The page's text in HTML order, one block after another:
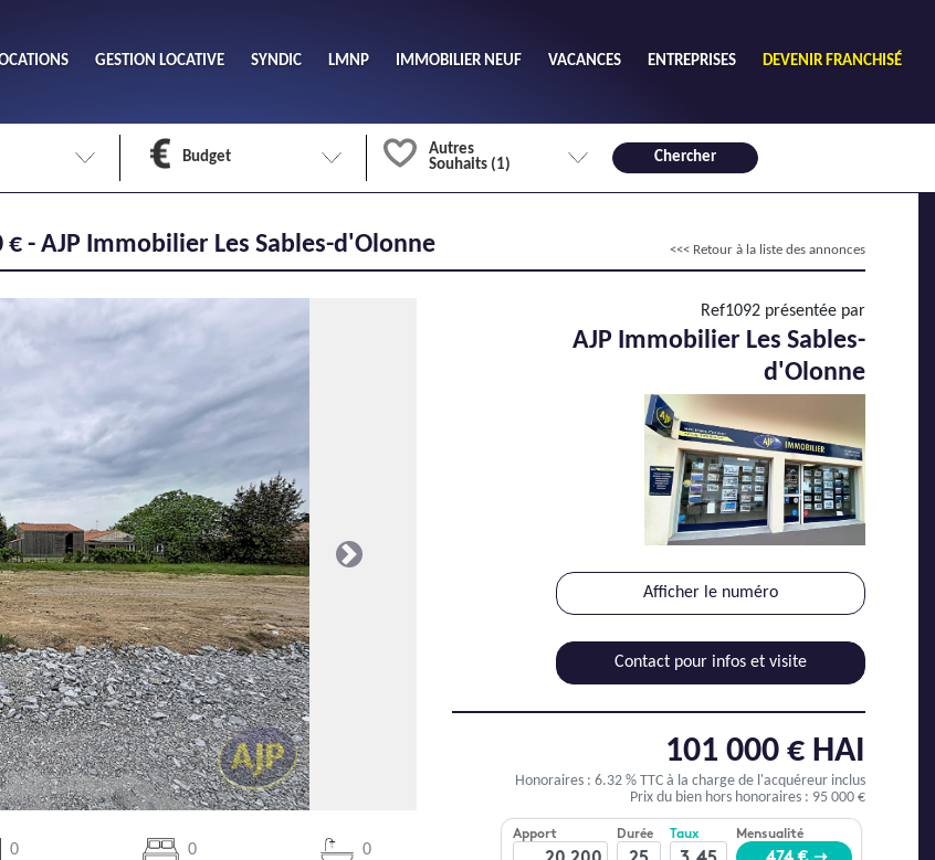
GESTION LOCATIVE SYNDIC LMNP IMMOBILIER NEUF VACANCES ENTREPRISES DEVENIR FRANCHISÉ
Budget
min
Autres
Souhaits (1)
1
2
Chercher
- AJP Immobilier Les Sables-d'Olonne <<< Retour à la liste des annonces
Suivante
0 0 0
Ref1092 présentée par
AJP Immobilier Les Sables-
d'Olonne
Afficher le numéro
Contact pour infos et visite
101 000 € HAI
Honoraires : 6.32 % TTC à la charge de l'acquéreur inclus
Prix du bien hors honoraires : 95 000 €